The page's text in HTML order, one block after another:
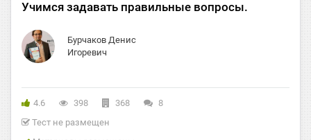
Учимся задавать правильные вопросы.
Бурчаков Денис
Игоревич
4.6 398 368
8
Тест не размещен